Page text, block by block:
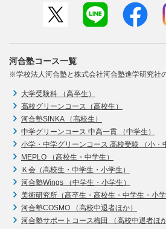
河合塾コース一覧
※学校法人河合塾と株式会社河合塾進学研究社
大学受験科 （高卒生）
高校グリーンコース（高校生）
河合塾SINKA （高校生）
中学グリーンコース 中高一貫 （中学生）
小学・中学グリーンコース 高校受験 （小・
MEPLO （高校生・中学生）
Ｋ会（高校生・中学生・小学生）
河合塾Wings （中学生・小学生）
美術研究所（高卒生・高校生・中学生・小学
河合塾COSMO （高校中退者ほか）
河合塾サポートコース梅田 （高校中退者ほか